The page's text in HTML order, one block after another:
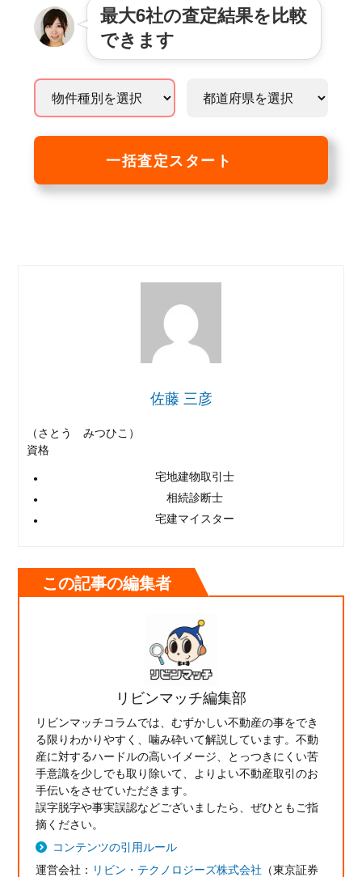
最大6社の査定結果を比較
できます
一括査定スタート
佐藤 三彦
（さとう みつひこ）
資格
宅地建物取引士
相続診断士
宅建マイスター
この記事の編集者
リビンマッチ編集部
リビンマッチコラムでは、むずかしい不動産の事をでき
る限りわかりやすく、噛み砕いて解説しています。不動
産に対するハードルの高いイメージ、とっつきにくい苦
手意識を少しでも取り除いて、よりよい不動産取引のお
手伝いをさせていただきます。
誤字脱字や事実誤認などございましたら、ぜひともご指
摘ください。
コンテンツの引用ルール
運営会社： リビン・テクノロジーズ株式会社 （東京証券